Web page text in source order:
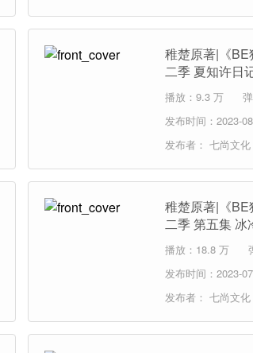
稚楚原著|《
二季 夏知许日
播放：9.3 万
发布时间：2023-
发布者： 七尚文化
稚楚原著|《
二季 第五集 冰
播放：18.8 万
发布时间：2023-
发布者： 七尚文化